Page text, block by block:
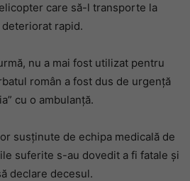
care să-l transporte la
rapid.
nu a mai fost utilizat pentru
român a fost dus de urgență
cu o ambulanță.
susținute de echipa medicală de
suferite s-au dovedit a fi fatale și
declare decesul.